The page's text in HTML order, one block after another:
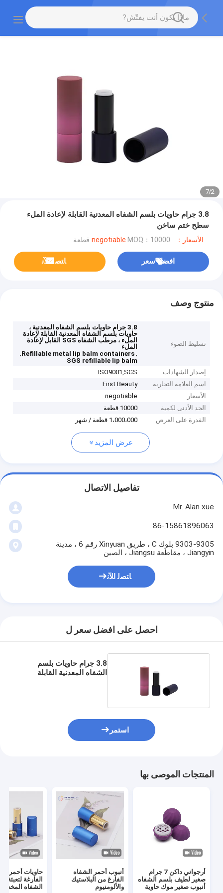
2
/
7
3.8 جرام حاويات بلسم الشفاه المعدنية القابلة لإعادة الملء
سطح ختم ساخن
الأسعار：negotiable MOQ：10000 قطعة
افضل سعر ﺎﺘﺼﻟ ﺍﻶﻧ
منتوج وصف
تسليط الضوء
3.8 جرام حاويات بلسم الشفاه المعدنية ،
حاويات بلسم الشفاه المعدنية القابلة لإعادة
الملء ، مرطب الشفاه SGS القابل لإعادة
الملء
,
Refillable metal lip balm containers
,
SGS refillable lip balm
إصدار الشهادات
ISO9001,SGS
اسم العلامة التجارية
First Beauty
الأسعار
negotiable
الحد الأدنى لكمية
10000 قطعة
القدرة على العرض
1،000،000 قطعة / شهر
عرض المزيد
تفاصيل الاتصال
Mr. Alan xue
86-15861896063
9303-9305 بلوك C ، طريق Xinyuan رقم 6 ، مدينة
Jiangyin ، مقاطعة Jiangsu ، الصين
ﺎﺘﺼﻟ ﺍﻶﻧ
احصل على افضل سعر ل
3.8 جرام حاويات بلسم
الشفاه المعدنية القابلة
استمر
المنتجات الموصى بها
أرجواني داكن 7 جرام
صغير لطيف بلسم الشفاه
أنبوب صغير موك حاوية
أنبوب أحمر الشفاه
الفارغ من البلاستيك
والألومنيوم
حاويات أحمر
الفارغة لتعبئة